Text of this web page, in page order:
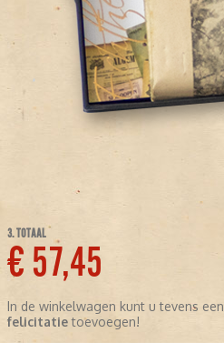
3. TOTAAL
€ 57,45
In de winkelwagen kunt u tevens een
felicitatietoevoegen!